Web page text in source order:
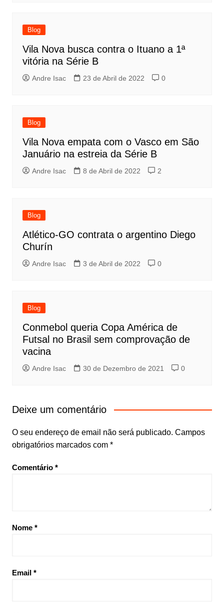
Blog
Vila Nova busca contra o Ituano a 1ª
vitória na Série B
Andre Isac 23 de Abril de 2022 0
Blog
Vila Nova empata com o Vasco em São
Januário na estreia da Série B
Andre Isac 8 de Abril de 2022 2
Blog
Atlético-GO contrata o argentino Diego
Churín
Andre Isac 3 de Abril de 2022 0
Blog
Conmebol queria Copa América de
Futsal no Brasil sem comprovação de
vacina
Andre Isac 30 de Dezembro de 2021 0
Deixe um comentário
O seu endereço de email não será publicado. Campos
obrigatórios marcados com *
Comentário *
Nome *
Email *